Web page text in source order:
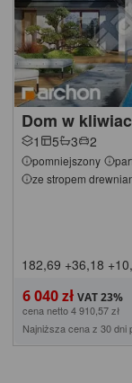
Dom w
1 5 3 2
pomniejszony
ze stropem
182,69 +36,18
6 040 zł
cena netto 4 910,57 zł
Najniższa cena z 30 dni